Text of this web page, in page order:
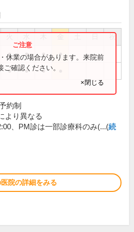
祝
● ● ● ●
● ● ●
休業の場合があります。来院前
確認ください。
×閉じる
約制
より異なる
、PM診は一部診療科のみ(...(続
院の詳細をみる